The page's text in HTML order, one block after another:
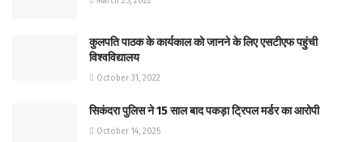
कुलपति पाठक के कार्यकाल को जानने के लिए एसटीएफ पहुंची
विश्वविद्यालय
October 31, 2022
सिकंदरा पुलिस ने 15 साल बाद पकड़ा ट्रिपल मर्डर का आरोपी
October 14, 2025